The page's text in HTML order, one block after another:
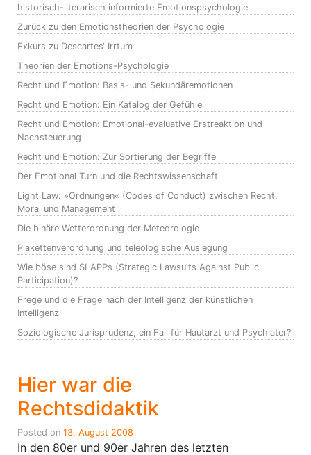
historisch-literarisch informierte Emotionspsychologie
Zurück zu den Emotionstheorien der Psychologie
Exkurs zu Descartes‘ Irrtum
Theorien der Emotions-Psychologie
Recht und Emotion: Basis- und Sekundäremotionen
Recht und Emotion: Ein Katalog der Gefühle
Recht und Emotion: Emotional-evaluative Erstreaktion und
Nachsteuerung
Recht und Emotion: Zur Sortierung der Begriffe
Der Emotional Turn und die Rechtswissenschaft
Light Law: »Ordnungen« (Codes of Conduct) zwischen Recht,
Moral und Management
Die binäre Wetterordnung der Meteorologie
Plakettenverordnung und teleologische Auslegung
Wie böse sind SLAPPs (Strategic Lawsuits Against Public
Participation)?
Frege und die Frage nach der Intelligenz der künstlichen
Intelligenz
Soziologische Jurisprudenz, ein Fall für Hautarzt und Psychiater?
Hier war die
Rechtsdidaktik
Posted on 13. August 2008
In den 80er und 90er Jahren des letzten